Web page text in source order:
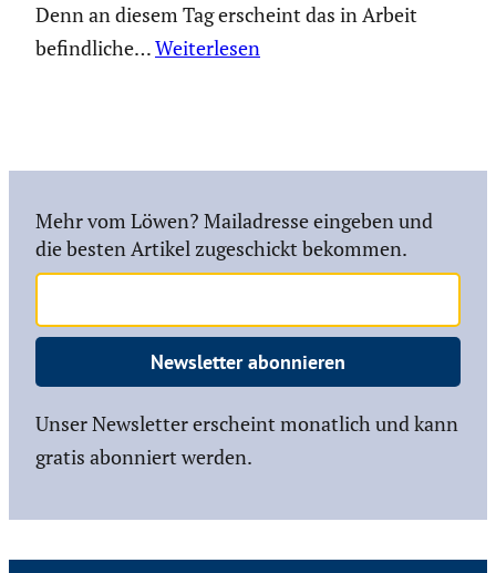
Denn an diesem Tag erscheint das in Arbeit
befind­liche…Weiterlesen
Mehr vom Löwen? Mailadresse eingeben und
die besten Artikel zugeschickt bekommen.
Newsletter abonnieren
Unser Newsletter erscheint monatlich und kann
gratis abonniert werden.